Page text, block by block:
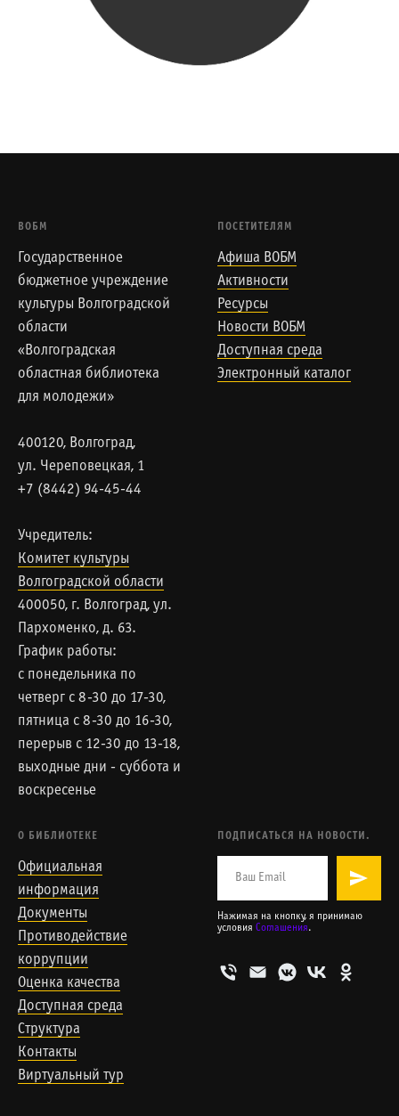
ВОБМ
Государственное
бюджетное учреждение
культуры Волгоградской
области
«Волгоградская
областная библиотека
для молодежи»
400120, Волгоград,
ул. Череповецкая, 1
+7 (8442) 94-45-44
Учредитель:
Комитет культуры
Волгоградской области
400050, г. Волгоград, ул.
Пархоменко, д. 63.
График работы:
с понедельника по
четверг с 8-30 до 17-30,
пятница с 8-30 до 16-30,
перерыв с 12-30 до 13-18,
выходные дни - суббота и
воскресенье
ПОСЕТИТЕЛЯМ
Афиша ВОБМ
Активности
Ресурсы
Новости ВОБМ
Доступная среда
Электронный каталог
О БИБЛИОТЕКЕ
Официальная
информация
Документы
Противодействие
коррупции
Оценка качества
Доступная среда
Структура
Контакты
Виртуальный тур
ПОДПИСАТЬСЯ НА НОВОСТИ.
Нажимая на кнопку, я принимаю
условия Соглашения.